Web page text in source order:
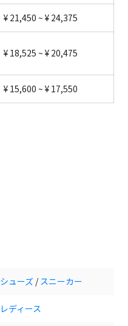
¥ 21,450 ~ ¥ 24,375
¥ 18,525 ~ ¥ 20,475
¥ 15,600 ~ ¥ 17,550
シューズ /スニーカー
レディース